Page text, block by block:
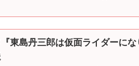
東島丹三郎は仮面ライダーに